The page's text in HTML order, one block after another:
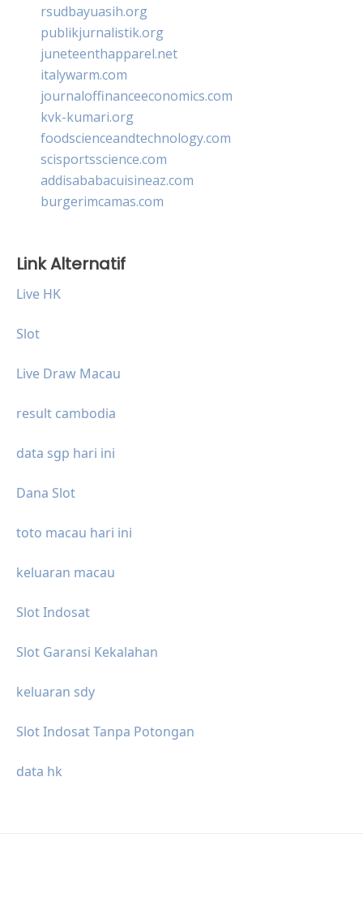
rsudbayuasih.org
publikjurnalistik.org
juneteenthapparel.net
italywarm.com
journaloffinanceeconomics.com
kvk-kumari.org
foodscienceandtechnology.com
scisportsscience.com
addisababacuisineaz.com
burgerimcamas.com
Link Alternatif
Live HK
Slot
Live Draw Macau
result cambodia
data sgp hari ini
Dana Slot
toto macau hari ini
keluaran macau
Slot Indosat
Slot Garansi Kekalahan
keluaran sdy
Slot Indosat Tanpa Potongan
data hk